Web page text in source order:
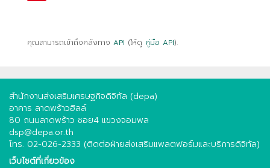
คุณสามารถเข้าถึงคลังทาง API (ให้ดู คู่มือ API).
สำนักงานส่งเสริมเศรษฐกิจดิจิทัล (depa)
อาคาร ลาดพร้าวฮิลล์
80 ถนนลาดพร้าว ซอย4 แขวงจอมพล
dsp@depa.or.th
โทร. 02-026-2333 (ติดต่อฝ่ายส่งเสริมแพลตฟอร์มและบริการดิจิทัล)
เว็บไซต์ที่เกี่ยวข้อง